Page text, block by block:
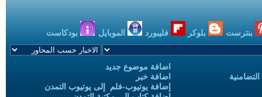
بنترست بلوكر فليبورد الموبايل بودكاست
اضافة موضوع جديد
اضافة خبر
إضافة يوتيوب-فلم إلى يوتيوب التمدن